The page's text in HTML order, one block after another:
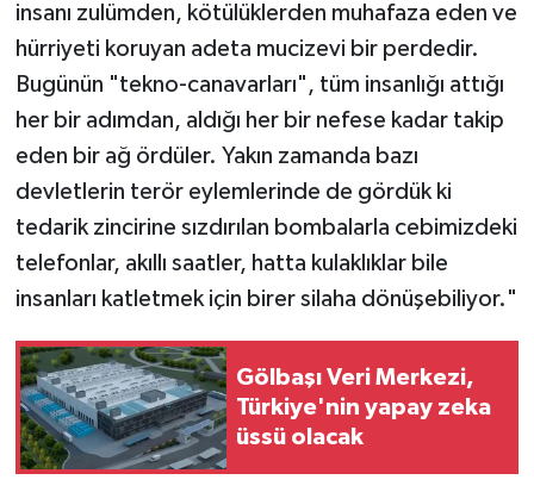
insanı zulümden, kötülüklerden muhafaza eden ve
hürriyeti koruyan adeta mucizevi bir perdedir.
Bugünün "tekno-canavarları", tüm insanlığı attığı
her bir adımdan, aldığı her bir nefese kadar takip
eden bir ağ ördüler. Yakın zamanda bazı
devletlerin terör eylemlerinde de gördük ki
tedarik zincirine sızdırılan bombalarla cebimizdeki
telefonlar, akıllı saatler, hatta kulaklıklar bile
insanları katletmek için birer silaha dönüşebiliyor."
Gölbaşı Veri Merkezi,
Türkiye'nin yapay zeka
üssü olacak